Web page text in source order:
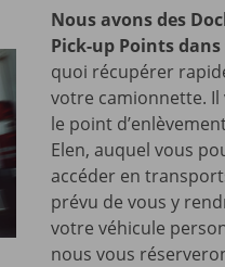
Nous avons des
Pick-up Points
quoi récupérer
votre camionnette.
le point
Elen, auquel vous
accéder en
prévu de vous y
votre véhicule
nous vous